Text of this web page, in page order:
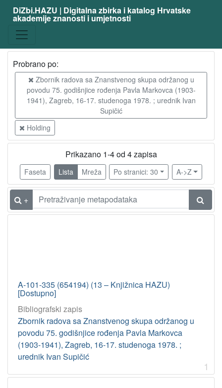
DiZbi.HAZU | Digitalna zbirka i katalog Hrvatske
akademije znanosti i umjetnosti
Probrano po:
Zbornik radova sa Znanstvenog skupa održanog u
povodu 75. godišnjice rođenja Pavla Markovca (1903-
1941), Zagreb, 16-17. studenoga 1978. ; urednik Ivan
Supičić
Holding
Prikazano 1-4 od 4 zapisa
Faseta Lista Mreža Po stranici: 30 A->Z
+
A-101-335 (654194) (13 – Knjižnica HAZU)
[Dostupno]
Bibliografski zapis
Zbornik radova sa Znanstvenog skupa održanog u
povodu 75. godišnjice rođenja Pavla Markovca
(1903-1941), Zagreb, 16-17. studenoga 1978. ;
urednik Ivan Supičić
1